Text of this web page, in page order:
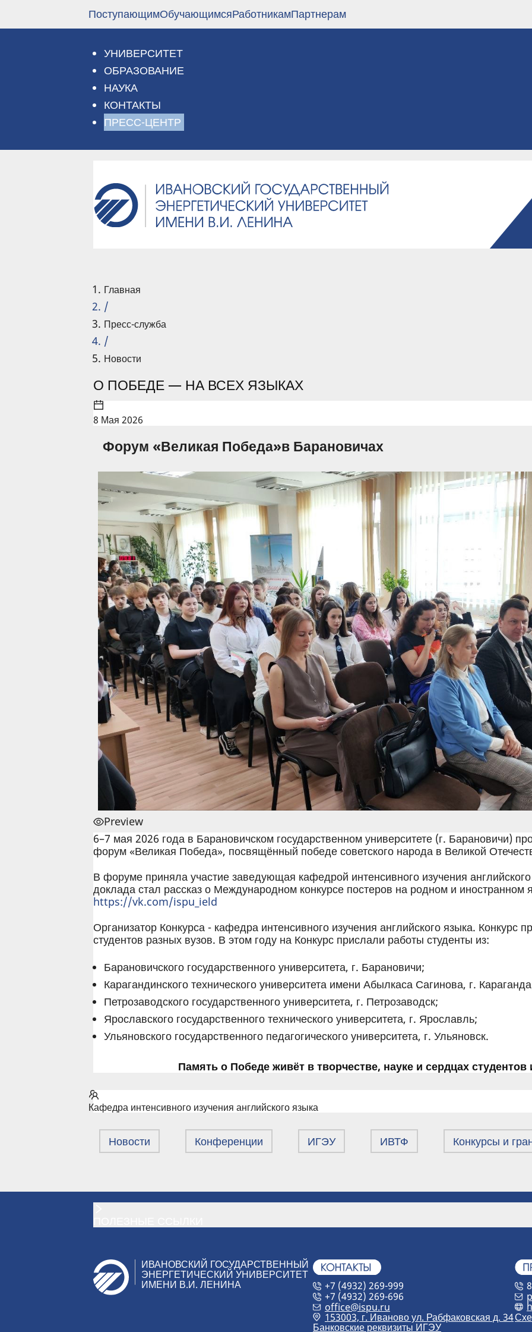
основному
ПоступающимОбучающимсяРаботникамПартнерам
УНИВЕРСИТЕТ
ОБРАЗОВАНИЕ
НАУКА
КОНТАКТЫ
ПРЕСС-ЦЕНТР
Главная
/
Пресс-служба
/
Новости
О ПОБЕДЕ — НА ВСЕХ ЯЗЫКАХ
8 Мая 2026
Форум «Великая Победа»в Барановичах
Preview
6–7 мая 2026 года в Барановичском государственном университете (г. Барановичи)
форум «Великая Победа», посвящённый победе советского народа в Великой
В форуме приняла участие заведующая кафедрой интенсивного изучения
доклада стал рассказ о Международном конкурсе постеров на родном и иностранном
https://vk.com/ispu_ield
Организатор Конкурса - кафедра интенсивного изучения английского языка. Конкурс
студентов разных вузов. В этом году на Конкурс прислали работы студенты из:
Барановичского государственного университета, г. Барановичи;
Карагандинского технического университета имени Абылкаса Сагинова, г.
Петрозаводского государственного университета, г. Петрозаводск;
Ярославского государственного технического университета, г. Ярославль;
Ульяновского государственного педагогического университета, г. Ульяновск.
Память о Победе живёт в творчестве, науке и сердцах студентов
Кафедра интенсивного изучения английского языка
Новости Конференции ИГЭУ ИВТФ Конкурсы и
ИВАНОВСКИЙ ГОСУДАРСТВЕННЫЙ
ЭНЕРГЕТИЧЕСКИЙ УНИВЕРСИТЕТ
ИМЕНИ В.И. ЛЕНИНА
+7 (4932) 269-999
+7 (4932) 269-696
office@ispu.ru
153003, г. Иваново ул. Рабфаковская д. 34
Банковские реквизиты ИГЭУ